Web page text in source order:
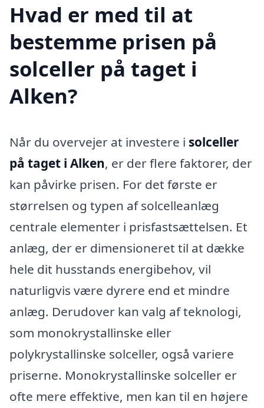
Hvad er med til at
bestemme prisen på
solceller på taget i
Alken?
Når du overvejer at investere i solceller
på taget i Alken, er der flere faktorer, der
kan påvirke prisen. For det første er
størrelsen og typen af solcelleanlæg
centrale elementer i prisfastsættelsen. Et
anlæg, der er dimensioneret til at dække
hele dit husstands energibehov, vil
naturligvis være dyrere end et mindre
anlæg. Derudover kan valg af teknologi,
som monokrystallinske eller
polykrystallinske solceller, også variere
priserne. Monokrystallinske solceller er
ofte mere effektive, men kan til en højere